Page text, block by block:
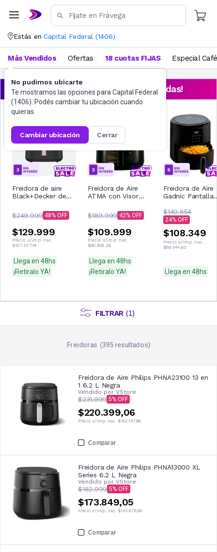
Estás en Capital Federal (1406)
No pudimos ubicarte
Te mostramos las opciones para Capital Federal
(1406). Podés cambiar tu ubicación cuando
quieras.
cambiar ubicación cerrar
Más Vendidos Ofertas 18 cuotas FIJAS Especial Café
¡Aprovechá las ofertas destacadas!
Freidora de aire
Black+Decker de
1BDAR
$249.999 48
$129.999
Precio s/imp. nac.
$107.437,19
Llega en 48hs
¡Retiralo YA!
Freidora de Aire
ATMA con Visor
Negro
$189.999 42
$109.999
Precio s/imp. nac.
$90.908,26
Llega en 48hs
¡Retiralo YA!
Freidora de Aire
Gadnic Pantalla
litros
$140.854
24
$108.349
Precio s/imp. nac.
$89.544,63
Llega en 48hs
FILTRAR (1)
Freidoras 395resultados
Freidora de Aire Philips PHNA23100 13 en
1 6.2 L Negra
Vendido por VStore
$231.999 5
$220.399,06
Precio s/imp. nac. $182.147,98
Comparar
Freidora de Aire Philips PHNA13000 XL
Series 6.2 L Negra
Vendido por VStore
$182.999 5
$173.849,05
Precio s/imp. nac. $143.676,90
Comparar